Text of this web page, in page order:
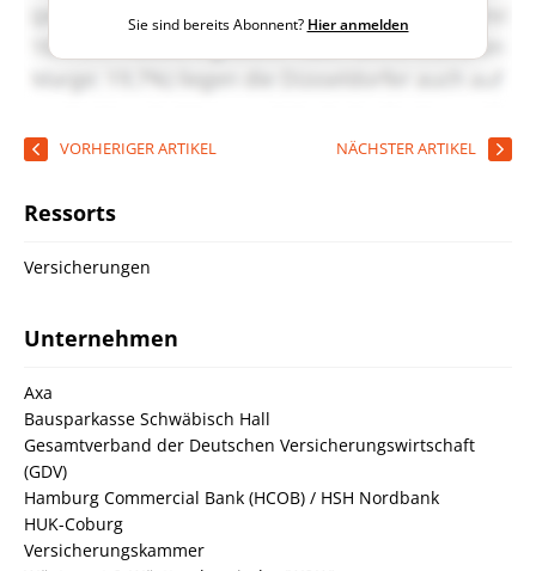
Sie sind bereits Abonnent? Hier anmelden
VORHERIGER ARTIKEL NÄCHSTER ARTIKEL
Ressorts
Versicherungen
Unternehmen
Axa
Bausparkasse Schwäbisch Hall
Gesamtverband der Deutschen Versicherungswirtschaft
(GDV)
Hamburg Commercial Bank (HCOB) / HSH Nordbank
HUK-Coburg
Versicherungskammer